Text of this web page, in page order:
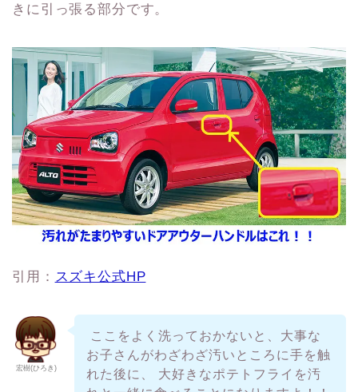
きに引っ張る部分です。
引用： スズキ公式HP
宏樹(ひろき)
ここをよく洗っておかないと、大事な
お子さんがわざわざ汚いところに手を触
れた後に、 大好きなポテトフライを汚